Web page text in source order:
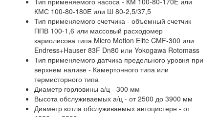
КМС 100-80-180Е или Ш 80-2,5/37,5
Тип применяемого счетчика - объемный счетчик
ППВ 100-1,6 или массовый расходомер
кариолисова типа Micro Motion Elite CMF-300 или
Endress+Hauser 83F Dn80 или Yokogawa Rotomass
Тип применяемого датчика предельного уровня при
верхнем наливе - Камертонного типа или
термисторного типа
Диаметр горловины а/ц - 300 мм
Высота обслуживаемых а/ц - от 2500 до 3900 мм
Диаметр котла обслуживаемых автоцистерн - от